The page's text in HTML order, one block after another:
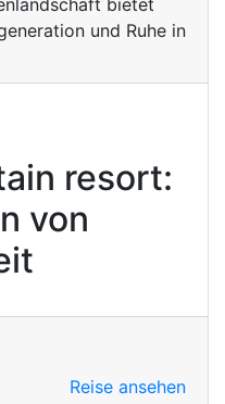
resort:
von
Reise ansehen